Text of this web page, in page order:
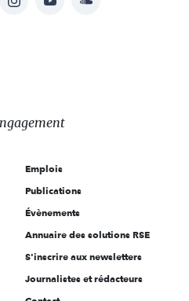
Emplois
Publications
Évènements
Annuaire des solutions RSE
S'inscrire aux newsletters
Journalistes et rédacteurs